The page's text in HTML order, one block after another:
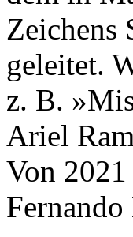
Zeichens
geleitet.
z. B.
Ariel
Von